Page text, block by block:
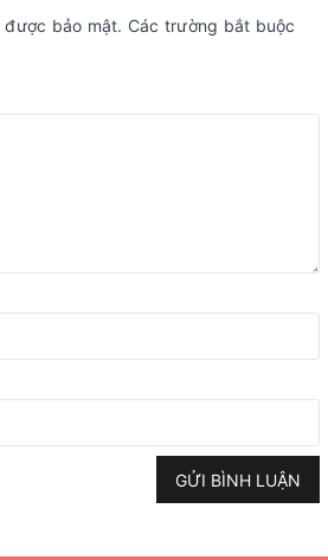
bảo mật. Các trường bắt buộc
GỬI BÌNH LUẬN